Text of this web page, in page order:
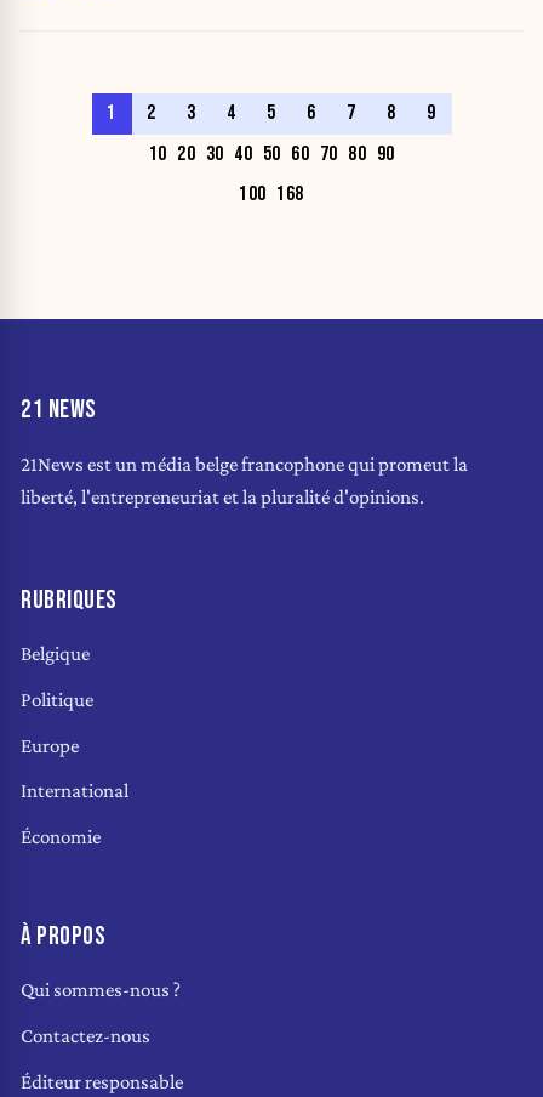
1 2 3 4 5 6 7 8
9
10 20 30 40 50 60 70 80 90
100 168
21 NEWS
21News est un média belge francophone qui promeut la
liberté, l'entrepreneuriat et la pluralité d'opinions.
RUBRIQUES
Belgique
Politique
Europe
International
Économie
À PROPOS
Qui sommes-nous ?
Contactez-nous
Éditeur responsable